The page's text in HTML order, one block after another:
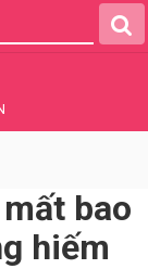
bao
hiếm